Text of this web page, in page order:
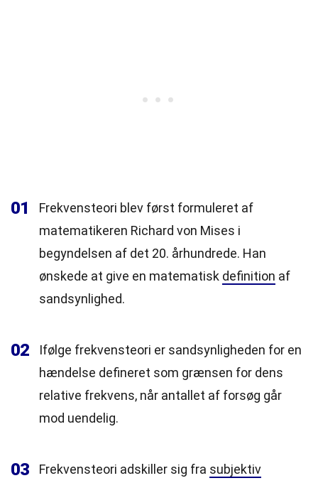
01
Frekvensteori blev først formuleret af
matematikeren Richard von Mises i
begyndelsen af det 20. århundrede. Han
ønskede at give en matematisk definition af
sandsynlighed.
02
Ifølge frekvensteori er sandsynligheden for en
hændelse defineret som grænsen for dens
relative frekvens, når antallet af forsøg går
mod uendelig.
03 Frekvensteori adskiller sig fra subjektiv